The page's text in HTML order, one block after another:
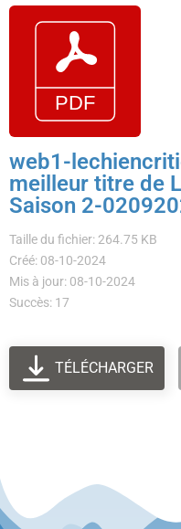
web1-
meilleur titre de
Saison 2-
Taille du fichier: 264.75 KB
Créé: 08-10-2024
Mis à jour: 08-10-2024
Succès: 17
TÉLÉCHARGER